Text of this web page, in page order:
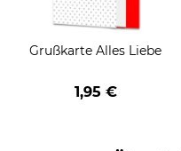
Grußkarte Alles Liebe
1,95 €